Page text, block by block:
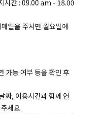
시간 : 09.00 am - 18.00
일을 주시면 월요일에
가능 여부 등을 확인 후
짜, 이용시간과 함께 연
세요.